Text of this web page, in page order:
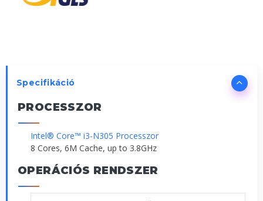
Specifikáció
PROCESSZOR
Intel® Core™ i3-N305 Processzor
8 Cores, 6M Cache, up to 3.8GHz
OPERÁCIÓS RENDSZER